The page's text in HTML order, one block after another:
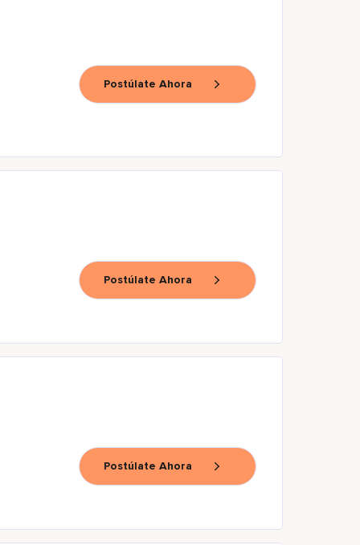
Postúlate Ahora
Postúlate Ahora
Postúlate Ahora